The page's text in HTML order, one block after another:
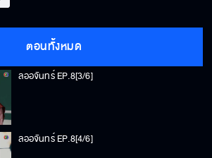
ตอนทั้งหมด
ลออจันทร์ EP.8[3/6]
ลออจันทร์ EP.8[4/6]